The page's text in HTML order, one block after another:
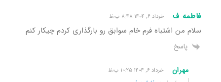
فاطمه ف خرداد ۶, ۱۴۰۴ ۸:۴۸ ب٫ظ
سلام من اشتباه فرم خام سوابق رو بارگذاری کردم چیکار کنم
پاسخ
مهران خرداد ۶, ۱۴۰۴ ۱۰:۲۵ ب٫ظ